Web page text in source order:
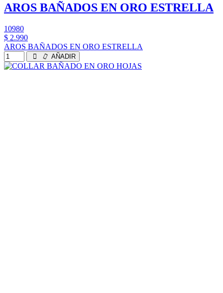
AROS BAÑADOS EN ORO ESTRELLA
10980
$ 2.990
AROS BAÑADOS EN ORO ESTRELLA
AÑADIR